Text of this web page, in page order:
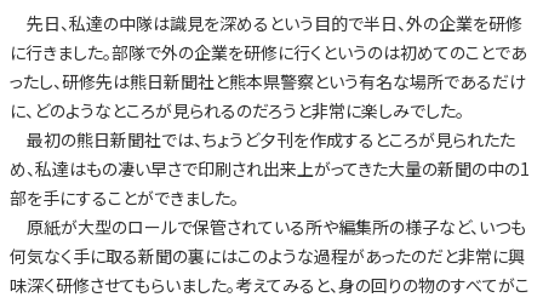
先日、私達の中隊は識見を深めるという目的で半日、外の企業を研修
に行きました。部隊で外の企業を研修に行くというのは初めてのことであ
ったし、研修先は熊日新聞社と熊本県警察という有名な場所であるだけ
に、どのようなところが見られるのだろうと非常に楽しみでした。
最初の熊日新聞社では、ちょうど夕刊を作成するところが見られたた
め、私達はもの凄い早さで印刷され出来上がってきた大量の新聞の中の1
部を手にすることができました。
原紙が大型のロールで保管されている所や編集所の様子など、いつも
何気なく手に取る新聞の裏にはこのような過程があったのだと非常に興
味深く研修させてもらいました。考えてみると、身の回りの物のすべてがこ